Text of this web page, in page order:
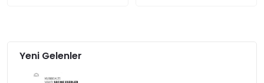
Yeni Gelenler